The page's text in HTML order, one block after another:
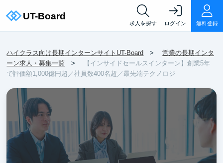
求人を探す ログイン 無料登録
ハイクラス向け長期インターンサイトUT-Board
営業の長期インタ
ーン求人・募集一覧
【インサイドセールスインターン】創業5年
で評価額1,000億円超／社員数400名超／最先端テクノロジ